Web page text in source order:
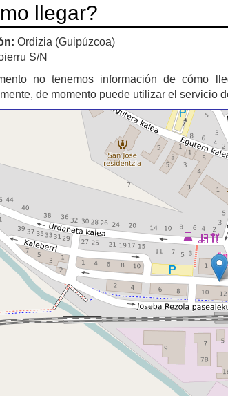
llegar?
Ordizia (Guipúzcoa)
S/N
no tenemos información de cómo
de momento puede utilizar el servicio